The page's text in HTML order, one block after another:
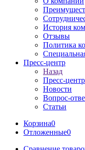
История
Отзывы
Политика
Пресс-центр
Назад
Пресс-центр
Новости
Вопрос-
Статьи
Корзина0
Отложенные0